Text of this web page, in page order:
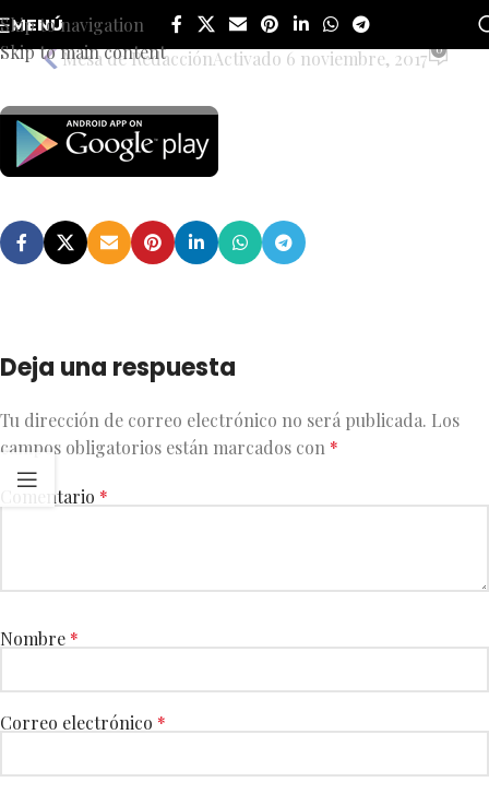
Skip to navigation
Skip to main content
MENÚ google-play-button
Mesa de RedacciónActivado 6 noviembre, 2017 0
Deja una respuesta
Tu dirección de correo electrónico no será publicada. Los
campos obligatorios están marcados con *
Comentario *
Nombre *
Correo electrónico *